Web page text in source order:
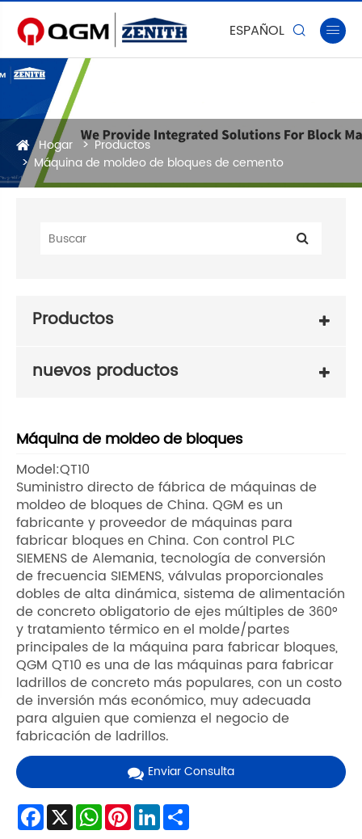
ESPAÑOL  
Hogar
Productos
Máquina de moldeo de bloques de cemento
Productos
nuevos productos
Máquina de moldeo de bloques
Model:QT10
Suministro directo de fábrica de máquinas de
moldeo de bloques de China. QGM es un
fabricante y proveedor de máquinas para
fabricar bloques en China. Con control PLC
SIEMENS de Alemania, tecnología de conversión
de frecuencia SIEMENS, válvulas proporcionales
dobles de alta dinámica, sistema de alimentación
de concreto obligatorio de ejes múltiples de 360°
y tratamiento térmico en el molde/partes
principales de la máquina para fabricar bloques,
QGM QT10 es una de las máquinas para fabricar
ladrillos de concreto más populares, con un costo
de inversión más económico, muy adecuada
para alguien que comienza el negocio de
fabricación de ladrillos.
Enviar Consulta
Facebook
X WhatsApp
Pinterest
LinkedIn